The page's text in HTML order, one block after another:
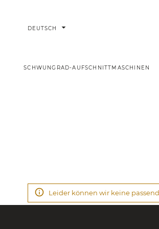
DEUTSCH arrow_drop_down
SCHWUNGRAD-AUFSCHNITTMASCHINEN
Leider können wir keine